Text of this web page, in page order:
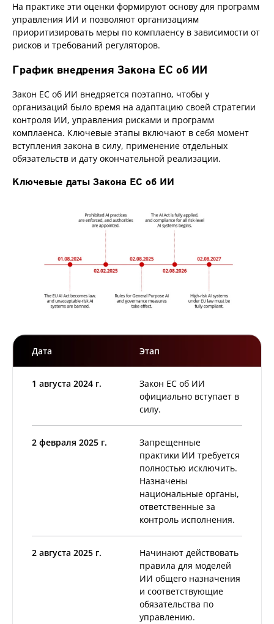
На практике эти оценки формируют основу для программ
управления ИИ и позволяют организациям
приоритизировать меры по комплаенсу в зависимости от
рисков и требований регуляторов.
График внедрения Закона ЕС об ИИ
Закон ЕС об ИИ внедряется поэтапно, чтобы у
организаций было время на адаптацию своей стратегии
контроля ИИ, управления рисками и программ
комплаенса. Ключевые этапы включают в себя момент
вступления закона в силу, применение отдельных
обязательств и дату окончательной реализации.
Ключевые даты Закона ЕС об ИИ
Дата Этап
1 августа 2024 г.
Закон ЕС об ИИ
официально вступает в
силу.
2 февраля 2025 г.
Запрещенные
практики ИИ требуется
полностью исключить.
Назначены
национальные органы,
ответственные за
контроль исполнения.
2 августа 2025 г.
Начинают действовать
правила для моделей
ИИ общего назначения
и соответствующие
обязательства по
управлению.